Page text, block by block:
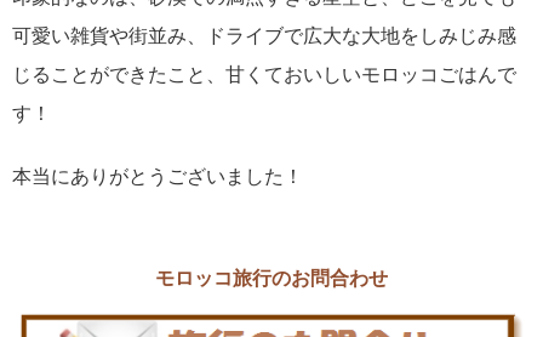
可愛い雑貨や街並み、ドライブで広大な大地をしみじみ感
じることができたこと、甘くておいしいモロッコごはんで
す！
本当にありがとうございました！
モロッコ旅行のお問合わせ